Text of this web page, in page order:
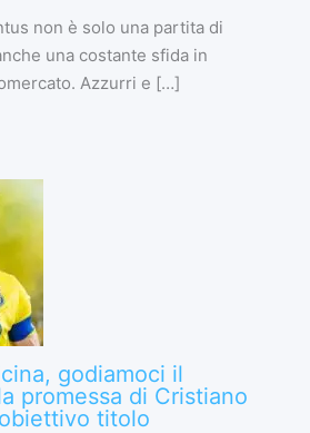
non è solo una partita di
una costante sfida in
Azzurri e […]
godiamoci il
promessa di Cristiano
titolo